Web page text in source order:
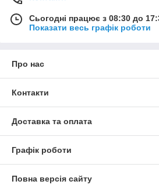
Сьогодні працює з 08:30 до
Показати весь графік роботи
Про нас
Контакти
Доставка та оплата
Графік роботи
Повна версія сайту